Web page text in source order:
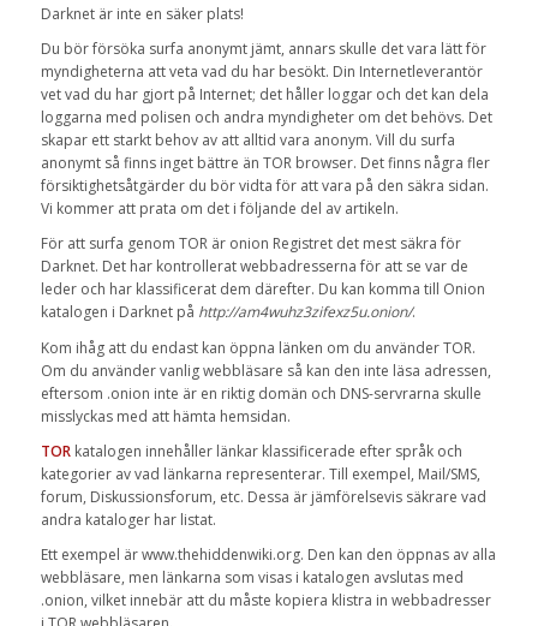
Darknet är inte en säker plats!
Du bör försöka surfa anonymt jämt, annars skulle det vara lätt för
myndigheterna att veta vad du har besökt. Din Internetleverantör
vet vad du har gjort på Internet; det håller loggar och det kan dela
loggarna med polisen och andra myndigheter om det behövs. Det
skapar ett starkt behov av att alltid vara anonym. Vill du surfa
anonymt så finns inget bättre än TOR browser. Det finns några fler
försiktighetsåtgärder du bör vidta för attvara på den säkra sidan.
Vi kommer att prata om det i följande del av artikeln.
För att surfa genom TOR äronion Registret det mest säkraför
Darknet. Det har kontrollerat webbadresserna för att se var de
leder och har klassificerat dem därefter. Du kan komma till Onion
katalogen i Darknet på http://am4wuhz3zifexz5u.onion/.
Kom ihåg att du endast kan öppna länken om du använderTOR.
Om du använder vanlig webbläsare så kan den inte läsa adressen,
eftersom .onion inte är en riktig domän och DNS-servrarna skulle
misslyckas med att hämta hemsidan.
TOR katalogen innehåller länkar klassificerade efter språk och
kategorier av vad länkarna representerar. Till exempel, Mail/SMS,
forum, Diskussionsforum, etc. Dessa är jämförelsevis säkrare vad
andra kataloger har listat.
Ett exempel ärwww.thehiddenwiki.org. Den kan den öppnas av alla
webbläsare, men länkarna som visas i katalogen avslutas med
.onion, vilket innebär att du måste kopiera klistra in webbadresser